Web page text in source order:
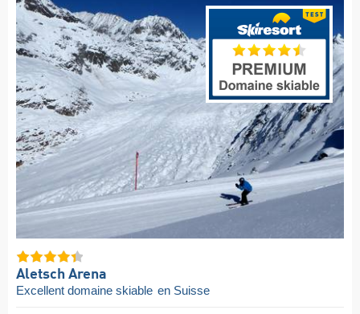
Aletsch Arena
Excellent domaine skiable en Suisse